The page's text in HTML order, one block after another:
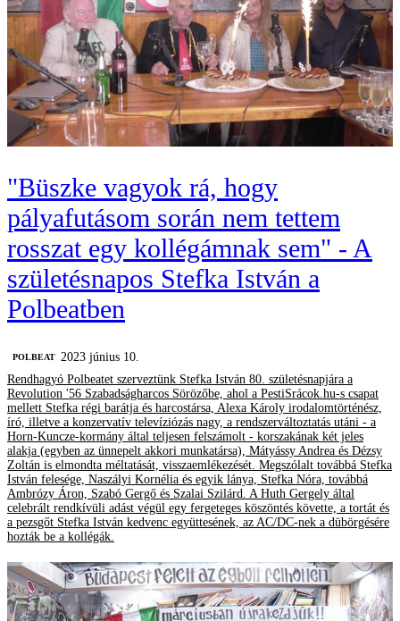
"Büszke vagyok rá, hogy
pályafutásom során nem tettem
rosszat egy kollégámnak sem" - A
születésnapos Stefka István a
Polbeatben
‎POLBEAT
2023 június 10.
Rendhagyó Polbeatet szerveztünk Stefka István 80. születésnapjára a
Revolution '56 Szabadságharcos Sörözőbe, ahol a PestiSrácok.hu-s csapat
mellett Stefka régi barátja és harcostársa, Alexa Károly irodalomtörténész,
író, illetve a konzervatív televíziózás nagy, a rendszerváltoztatás utáni - a
Horn-Kuncze-kormány által teljesen felszámolt - korszakának két jeles
alakja (egyben az ünnepelt akkori munkatársa), Mátyássy Andrea és Dézsy
Zoltán is elmondta méltatását, visszaemlékezését. Megszólalt továbbá Stefka
István felesége, Naszályi Kornélia és egyik lánya, Stefka Nóra, továbbá
Ambrózy Áron, Szabó Gergő és Szalai Szilárd. A Huth Gergely által
celebrált rendkívüli adást végül egy fergeteges köszöntés követte, a tortát és
a pezsgőt Stefka István kedvenc együttesének, az AC/DC-nek a dübörgésére
hozták be a kollégák.